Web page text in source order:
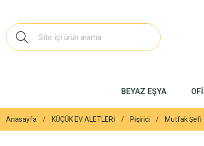
BEYAZ EŞYA
Anasayfa KÜÇÜK EV ALETLERİ Pişirici Mutfak Şefi